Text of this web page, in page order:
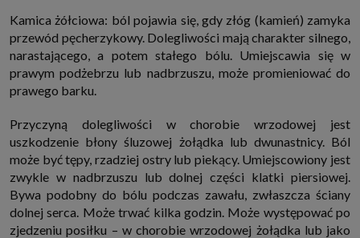
Kamica żółciowa: ból pojawia się, gdy złóg (kamień) zamyka
przewód pęcherzykowy. Dolegliwości mają charakter silnego,
narastającego, a potem stałego bólu. Umiejscawia się w
prawym podżebrzu lub nadbrzuszu, może promieniować do
prawego barku.
Przyczyną dolegliwości w chorobie wrzodowej jest
uszkodzenie błony śluzowej żołądka lub dwunastnicy. Ból
może być tępy, rzadziej ostry lub piekący. Umiejscowiony jest
zwykle w nadbrzuszu lub dolnej części klatki piersiowej.
Bywa podobny do bólu podczas zawału, zwłaszcza ściany
dolnej serca. Może trwać kilka godzin. Może występować po
zjedzeniu posiłku – w chorobie wrzodowej żołądka lub jako